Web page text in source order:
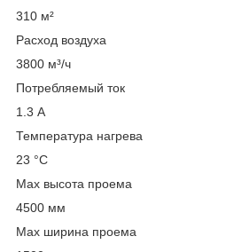
310 м²
Расход воздуха
3800 м³/ч
Потребляемый ток
1.3 А
Температура нагрева
23 °С
Max высота проема
4500 мм
Max ширина проема